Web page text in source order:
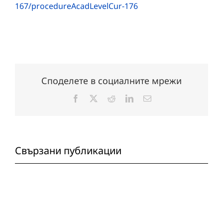
167/procedureAcadLevelCur-176
Споделете в социалните мрежи
Facebook RedditLinkedInЕлектронна
Свързани публикации